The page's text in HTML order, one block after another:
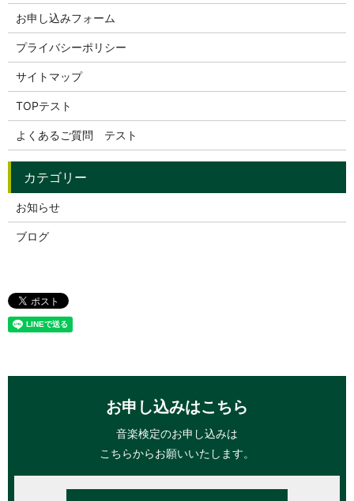
お申し込みフォーム
プライバシーポリシー
サイトマップ
TOPテスト
よくあるご質問 テスト
お知らせ
ブログ
お申し込みはこちら
音楽検定のお申し込みは
こちらからお願いいたします。